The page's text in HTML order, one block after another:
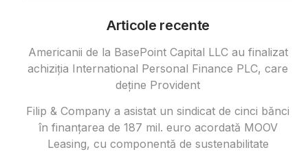
Articole recente
Americanii de la BasePoint Capital LLC au finalizat
achiziția International Personal Finance PLC, care
deține Provident
Filip & Company a asistat un sindicat de cinci bănci
în finanțarea de 187 mil. euro acordată MOOV
Leasing, cu componentă de sustenabilitate